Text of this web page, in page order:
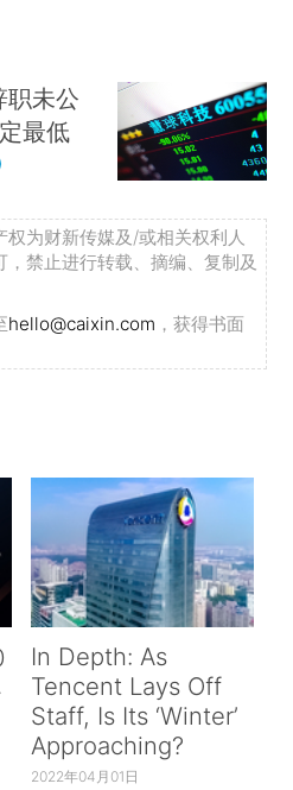
职未公
最低
为财新传媒及/或相关权利人
禁止进行转载、摘编、复制及
hello@caixin.com ，获得书面
In Depth: As
Tencent Lays Off
Staff, Is Its ‘Winter’
Approaching?
2022年04月01日